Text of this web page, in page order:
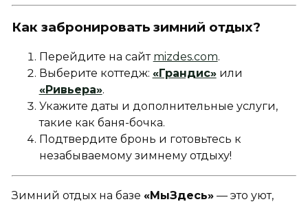
Как забронировать зимний отдых?
Перейдите на сайт mizdes.com.
Выберите коттедж: «Грандис»или
«Ривьера».
Укажите даты и дополнительные услуги,
такие как баня-бочка.
Подтвердите бронь и готовьтесь к
незабываемому зимнему отдыху!
Зимний отдых на базе «МыЗдесь»— это уют,